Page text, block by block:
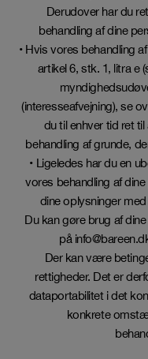
Derudover har du
behandling af dine
• Hvis vores behandling
artikel 6, stk. 1, litra e
(interesseafvejning), se
du til enhver tid ret
behandling af grunde,
• Ligeledes har du en
vores behandling af
dine oplysninger
Du kan gøre brug af
på
Der kan være
rettigheder. Det er
dataportabilitet i det
konkrete